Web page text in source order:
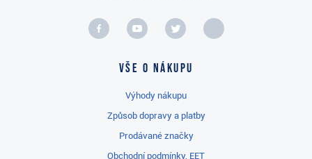
Vše o nákupu
Výhody nákupu
Způsob dopravy a platby
Prodávané značky
Obchodní podmínky, EET